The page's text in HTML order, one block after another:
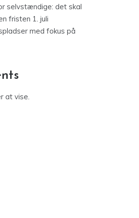
selvstændige: det skal
fristen 1. juli
med fokus på
at vise.